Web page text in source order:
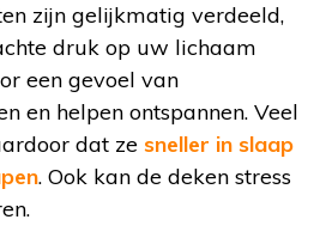
zijn gelijkmatig verdeeld,
druk op uw lichaam
een gevoel van
en helpen ontspannen. Veel
dat ze sneller in slaap
. Ook kan de deken stress